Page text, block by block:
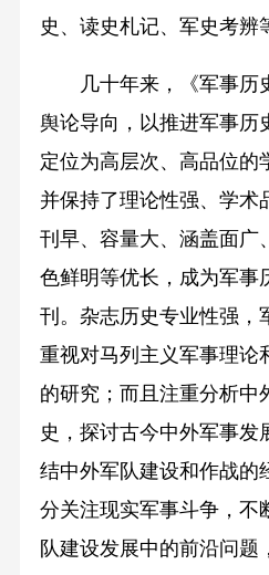
史、读史札记、军史考辨
几十年来，《军事历
舆论导向，以推进军事历
定位为高层次、高品位的
并保持了理论性强、学术
刊早、容量大、涵盖面广
色鲜明等优长，成为军事
刊。杂志历史专业性强，
重视对马列主义军事理论
的研究；而且注重分析中
史，探讨古今中外军事发
结中外军队建设和作战的
分关注现实军事斗争，不
队建设发展中的前沿问题